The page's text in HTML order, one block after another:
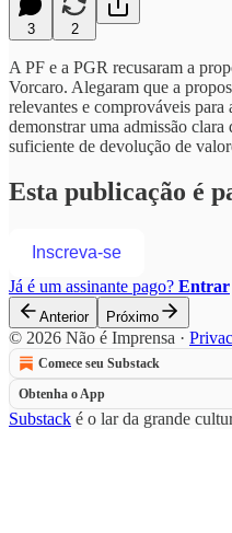
3 2
A PF e a PGR recusaram a
Vorcaro. Alegaram que a
relevantes e comprováveis para
demonstrar uma admissão
suficiente de devolução de
Esta publicação é
Inscreva-se
Já é um assinante pago? Entrar
Anterior Próximo
© 2026 Não é Imprensa ·
Comece seu Substack
Obtenha o App
Substack é o lar da grande